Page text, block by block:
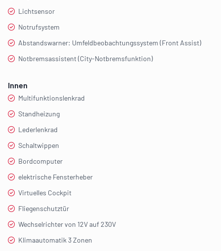
Lichtsensor
Notrufsystem
Abstandswarner: Umfeldbeobachtungssystem (Front Assist)
Notbremsassistent (City-Notbremsfunktion)
Innen
Multifunktionslenkrad
Standheizung
Lederlenkrad
Schaltwippen
Bordcomputer
elektrische Fensterheber
Virtuelles Cockpit
Fliegenschutztür
Wechselrichter von 12V auf 230V
Klimaautomatik 3 Zonen